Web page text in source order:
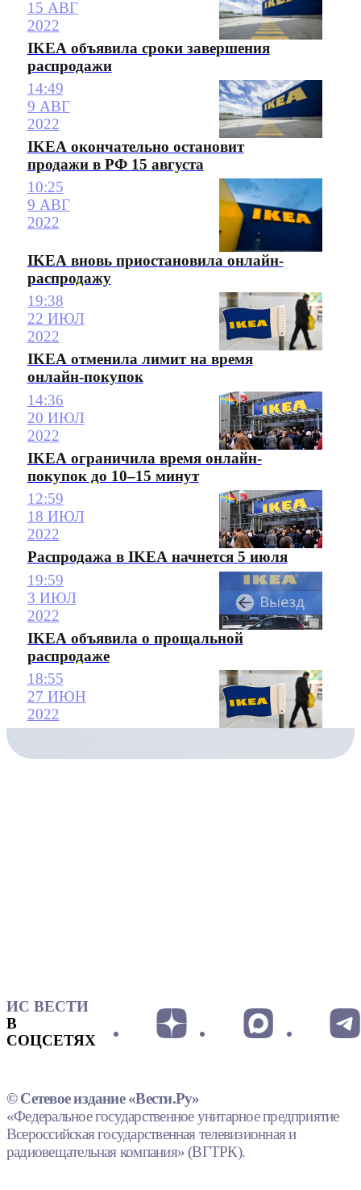
15 АВГ
2022
IKEA объявила сроки завершения
распродажи
14:49
9 АВГ
2022
IKEA окончательно остановит
продажи в РФ 15 августа
10:25
9 АВГ
2022
IKEA вновь приостановила онлайн-
распродажу
19:38
22 ИЮЛ
2022
IKEA отменила лимит на время
онлайн-покупок
14:36
20 ИЮЛ
2022
IKEA ограничила время онлайн-
покупок до 10–15 минут
12:59
18 ИЮЛ
2022
Распродажа в IKEA начнется 5 июля
19:59
3 ИЮЛ
2022
IKEA объявила о прощальной
распродаже
18:55
27 ИЮН
2022
ИС ВЕСТИ
В
СОЦСЕТЯХ
© Сетевое издание «Вести.Ру»
«Федеральное государственное унитарное предприятие
Всероссийская государственная телевизионная и
радиовещательная компания» (ВГТРК).